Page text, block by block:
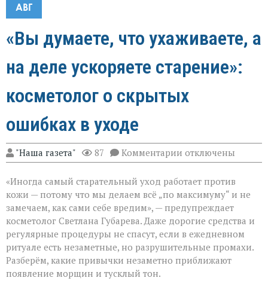
АВГ
«Вы думаете, что ухаживаете, а
на деле ускоряете старение»:
косметолог о скрытых
ошибках в уходе
"Наша газета" 87 Комментарии к
записи
думаете,
что
ухаживаете,
а
на
деле
ускоряете
старение»:
косметолог
отключены
«Иногда самый старательный уход работает против
кожи — потому что мы делаем всё „по максимуму“ и не
замечаем, как сами себе вредим», — предупреждает
косметолог Светлана Губарева. Даже дорогие средства и
регулярные процедуры не спасут, если в ежедневном
ритуале есть незаметные, но разрушительные промахи.
Разберём, какие привычки незаметно приближают
появление морщин и тусклый тон.